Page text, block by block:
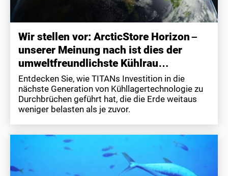
Wir stellen vor: ArcticStore Horizon –
unserer Meinung nach ist dies der
umweltfreundlichste Kühlrau…
Entdecken Sie, wie TITANs Investition in die
nächste Generation von Kühllagertechnologie zu
Durchbrüchen geführt hat, die die Erde weitaus
weniger belasten als je zuvor.